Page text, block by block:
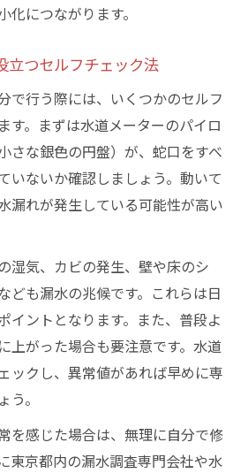
につながります。
立つセルフチェック法
で行う際には、いくつかのセルフ
す。まずは水道メーターのパイロ
さな銀色の円盤）が、蛇口をすべ
いないか確認しましょう。動いて
漏れが発生している可能性が高い
湿気、カビの発生、壁や床のシ
ども漏水の兆候です。これらは日
イントとなります。また、普段よ
上がった場合も要注意です。水道
ックし、異常値があれば早めに専
。
を感じた場合は、無理に自分で修
東京都内の漏水調査専門会社や水